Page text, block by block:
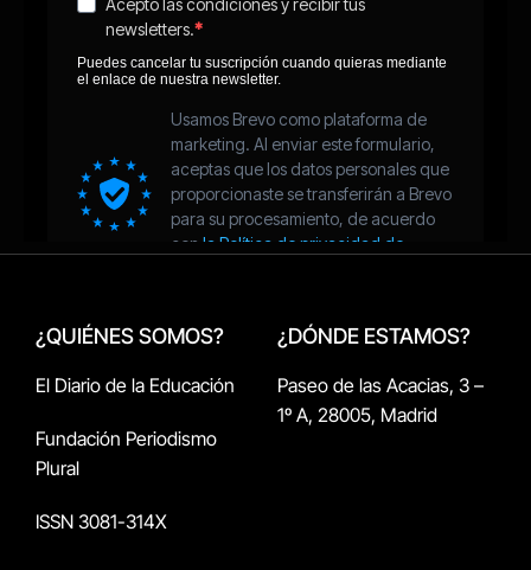
¿QUIÉNES SOMOS?
El Diario de la Educación
Fundación Periodismo
Plural
ISSN 3081-314X
¿DÓNDE ESTAMOS?
Paseo de las Acacias, 3 –
1º A, 28005, Madrid